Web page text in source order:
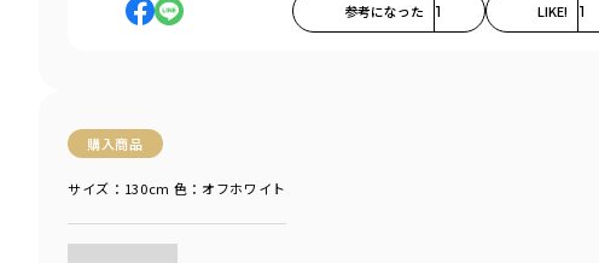
参考になった 1 LIKE! 1
購入商品
サイズ：130cm 色：オフホワイト